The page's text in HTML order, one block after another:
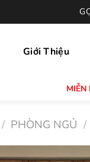
Giới Thiệu
/ PHÒNG NGỦ /